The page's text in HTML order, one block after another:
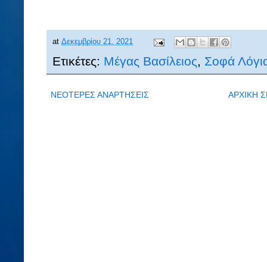
at Δεκεμβρίου 21, 2021
Ετικέτες: Μέγας Βασίλειος, Σοφά
ΝΕΟΤΕΡΕΣ ΑΝΑΡΤΗΣΕΙΣ ΑΡΧΙΚΗ